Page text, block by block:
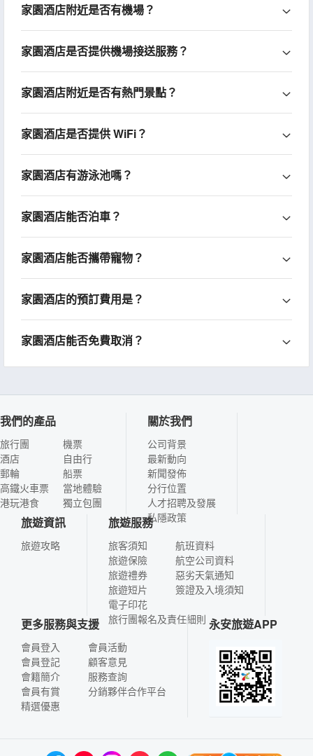
家園酒店附近是否有機場？
家園酒店是否提供機場接送服務？
家園酒店附近是否有熱門景點？
家園酒店是否提供 WiFi？
家園酒店有游泳池嗎？
家園酒店能否泊車？
家園酒店能否攜帶寵物？
家園酒店的預訂費用是？
家園酒店能否免費取消？
我們的產品
旅行團
酒店
郵輪
高鐵火車票
港玩港食
機票
自由行
船票
當地體驗
獨立包團
關於我們
公司背景
最新動向
新聞發佈
分行位置
人才招聘及發展
私隱政策
旅遊資訊
旅遊攻略
旅遊服務
旅客須知
旅遊保險
旅遊禮券
旅遊短片
電子印花
航班資料
航空公司資料
惡劣天氣通知
簽證及入境須知
旅行團報名及責任細則
更多服務與支援
會員登入
會員登記
會籍簡介
會員有賞
精選優惠
會員活動
顧客意見
服務查詢
分銷夥伴合作平台
永安旅遊APP